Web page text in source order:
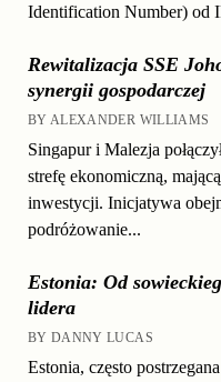
Identification Number) od
Rewitalizacja SSE
synergii gospodarczej
BY ALEXANDER WILLIAMS
Singapur i Malezja
strefę ekonomiczną,
inwestycji. Inicjatywa
podróżowanie...
Estonia: Od
lidera
BY DANNY LUCAS
Estonia, często